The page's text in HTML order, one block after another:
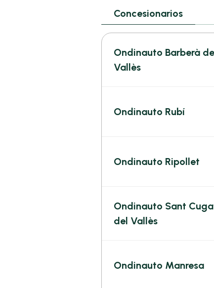
Concesionarios
Ondinauto Barberà
Vallès
Ondinauto Rubí
Ondinauto Ripollet
Ondinauto Sant
del Vallès
Ondinauto Manresa